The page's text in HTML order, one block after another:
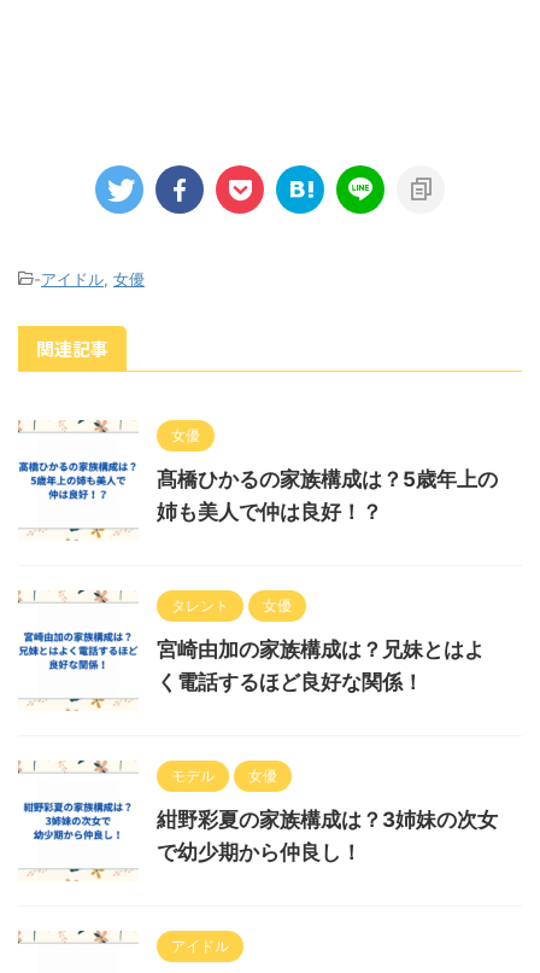
-アイドル, 女優
関連記事
女優
髙橋ひかるの家族構成は？5歳年上の
姉も美人で仲は良好！？
タレント 女優
宮崎由加の家族構成は？兄妹とはよ
く電話するほど良好な関係！
モデル 女優
紺野彩夏の家族構成は？3姉妹の次女
で幼少期から仲良し！
アイドル